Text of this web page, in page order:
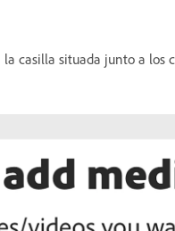
la casilla situada junto a los